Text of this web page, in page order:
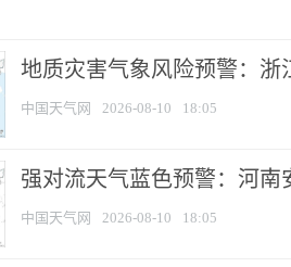
地质灾害气象风险预警：浙
中国天气网 2026-08-10 18:05
强对流天气蓝色预警：河南
中国天气网 2026-08-10 18:05